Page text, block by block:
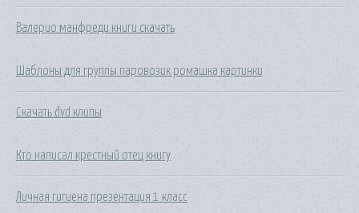
Валерио манфреди книги скачать
Шаблоны для группы паровозик ромашка картинки
Скачать dvd клипы
Кто написал крестный отец книгу
Личная гигиена презентация 1 класс